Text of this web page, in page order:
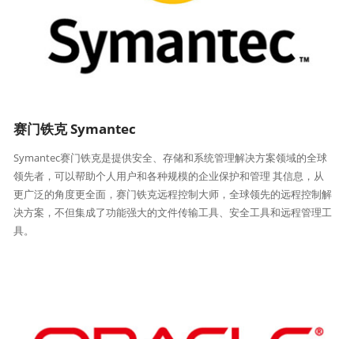
赛门铁克 Symantec
Symantec赛门铁克是提供安全、存储和系统管理解决方案领域的全球
领先者，可以帮助个人用户和各种规模的企业保护和管理 其信息，从
更广泛的角度更全面，赛门铁克远程控制大师，全球领先的远程控制解
决方案，不但集成了功能强大的文件传输工具、安全工具和远程管理工
具。